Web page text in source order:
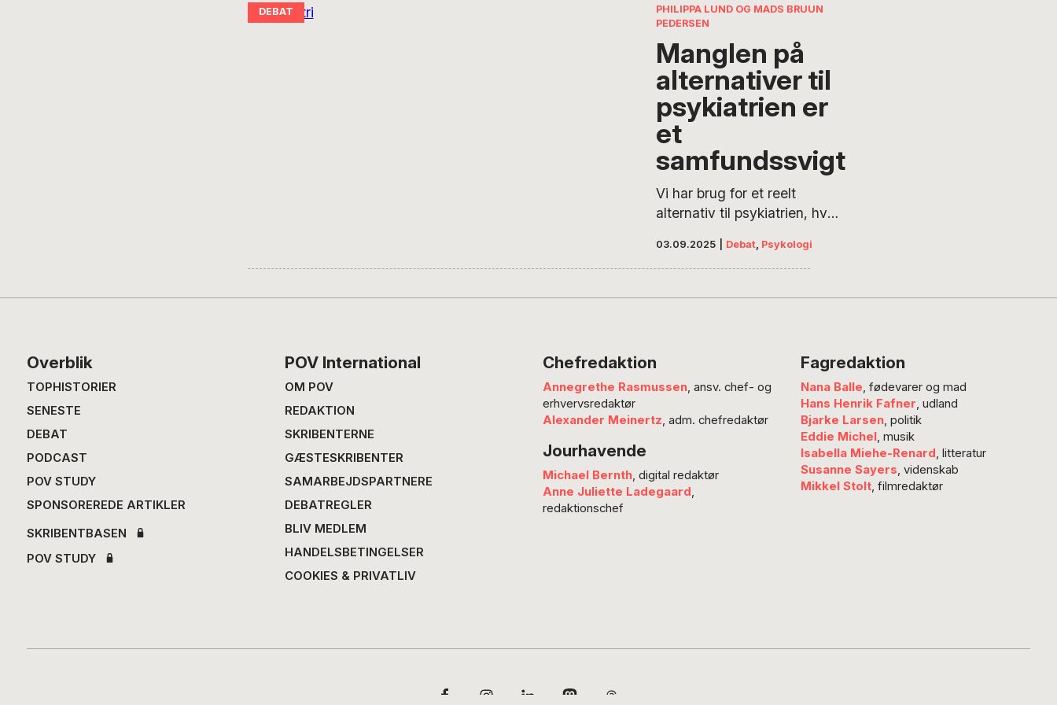
stedet bliver definitivt underlagt lægefaglighedens logik og…
PHILIPPA LUND OG MADS BRUUN
PEDERSEN
Manglen på
alternativer til
psykiatrien er
et
samfundssvigt
Vi har brug for et reelt
alternativ til psykiatrien, hvor
inklusion er i centrum. Derfor
foreslår vi det “Danske
03.09.2025 Debat, Psykologi
Footer
Overblik
TOPHISTORIER
SENESTE
DEBAT
PODCAST
POV STUDY
SPONSOREREDE ARTIKLER
SKRIBENTBASEN
POV STUDY
POV International
OM POV
REDAKTION
SKRIBENTERNE
GÆSTESKRIBENTER
SAMARBEJDSPARTNERE
DEBATREGLER
BLIV MEDLEM
HANDELSBETINGELSER
COOKIES & PRIVATLIV
Chefredaktion
Annegrethe Rasmussen, ansv. chef- og
erhvervsredaktør
Alexander Meinertz, adm. chefredaktør
Jourhavende
Michael Bernth, digital redaktør
Anne Juliette Ladegaard,
redaktionschef
Fagredaktion
Nana Balle, fødevarer og mad
Hans Henrik Fafner, udland
Bjarke Larsen, politik
Eddie Michel, musik
Isabella Miehe-Renard, litteratur
Susanne Sayers, videnskab
Mikkel Stolt, filmredaktør